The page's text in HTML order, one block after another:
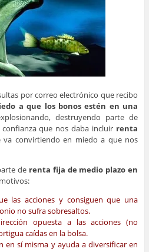
por correo electrónico que recibo
a que los bonos estén en una
destruyendo parte de
que nos daba incluir renta
convirtiendo en miedo a que nos
de renta fija de medio plazo en
las acciones y consiguen que una
no sufra sobresaltos.
opuesta a las acciones (no
caídas en la bolsa.
en sí misma y ayuda a diversificar en